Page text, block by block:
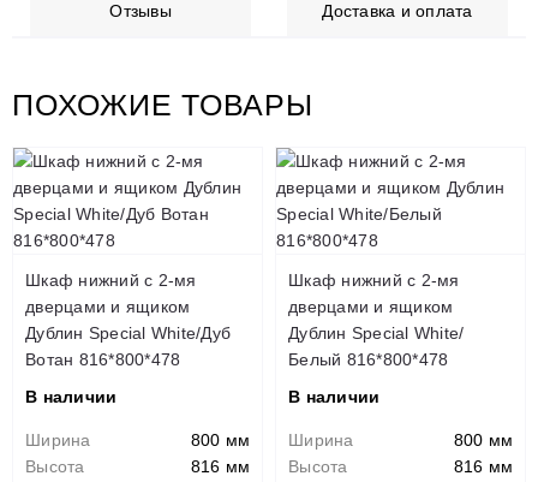
Отзывы Доставка и оплата
ПОХОЖИЕ ТОВАРЫ
Шкаф нижний с 2-мя
дверцами и ящиком
Дублин Special White/Дуб
Вотан 816*800*478
В наличии
Ширина
800 мм
Высота
816 мм
Шкаф нижний с 2-мя
дверцами и ящиком
Дублин Special White/
Белый 816*800*478
В наличии
Ширина
800 мм
Высота
816 мм